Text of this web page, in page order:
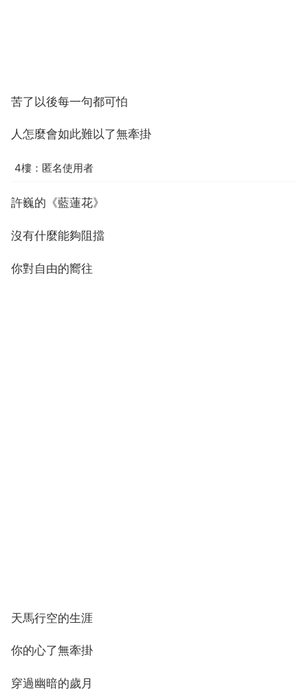
苦了以後每一句都可怕
人怎麼會如此難以了無牽掛
4樓：匿名使用者
許巍的《藍蓮花》
沒有什麼能夠阻擋
你對自由的嚮往
天馬行空的生涯
你的心了無牽掛
穿過幽暗的歲月